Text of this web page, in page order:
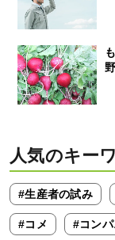
人気のキー
#生産者の試み
#コメ #コン